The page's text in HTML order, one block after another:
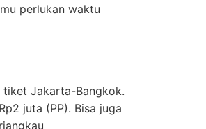
perlukan waktu
tiket Jakarta-Bangkok.
juta (PP). Bisa juga